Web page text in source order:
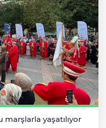
marşlarla yaşatılıyor